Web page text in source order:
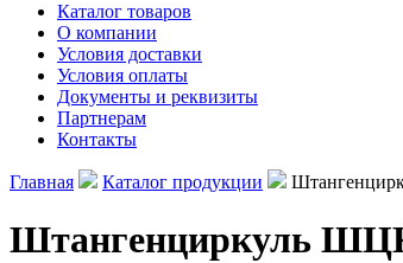
Каталог товаров
О компании
Условия доставки
Условия оплаты
Документы и реквизиты
Партнерам
Контакты
Главная Каталог продукции
Штангенциркуль